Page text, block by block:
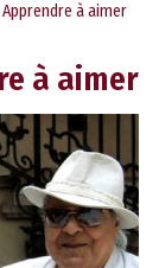
à aimer
à aimer